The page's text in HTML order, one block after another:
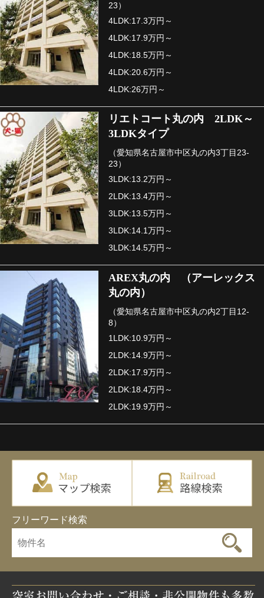
23）
4LDK:17.3万円～
4LDK:17.9万円～
4LDK:18.5万円～
4LDK:20.6万円～
4LDK:26万円～
リエトコート丸の内 2LDK～
3LDKタイプ
（愛知県名古屋市中区丸の内3丁目23-
23）
3LDK:13.2万円～
2LDK:13.4万円～
3LDK:13.5万円～
3LDK:14.1万円～
3LDK:14.5万円～
AREX丸の内 （アーレックス
丸の内）
（愛知県名古屋市中区丸の内2丁目12-
8）
1LDK:10.9万円～
2LDK:14.9万円～
2LDK:17.9万円～
2LDK:18.4万円～
2LDK:19.9万円～
フリーワード検索